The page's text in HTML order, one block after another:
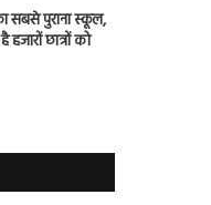
सबसे पुराना स्कूल,
छात्रों को